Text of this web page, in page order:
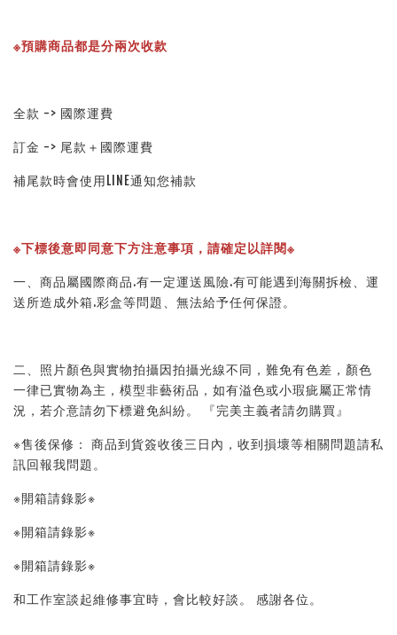
※預購商品都是分兩次收款
全款 -> 國際運費
訂金 -> 尾款＋國際運費
補尾款時會使用LINE通知您補款
※下標後意即同意下方注意事項，請確定以詳閱※
一、商品屬國際商品.有一定運送風險.有可能遇到海關拆檢、運
送所造成外箱.彩盒等問題、無法給予任何保證。
二、照片顏色與實物拍攝因拍攝光線不同，難免有色差，顏色
一律已實物為主，模型非藝術品，如有溢色或小瑕疵屬正常情
況，若介意請勿下標避免糾紛。 『完美主義者請勿購買』
※售後保修： 商品到貨簽收後三日內，收到損壞等相關問題請私
訊回報我問題。
※開箱請錄影※
※開箱請錄影※
※開箱請錄影※
和工作室談起維修事宜時，會比較好談。 感謝各位。